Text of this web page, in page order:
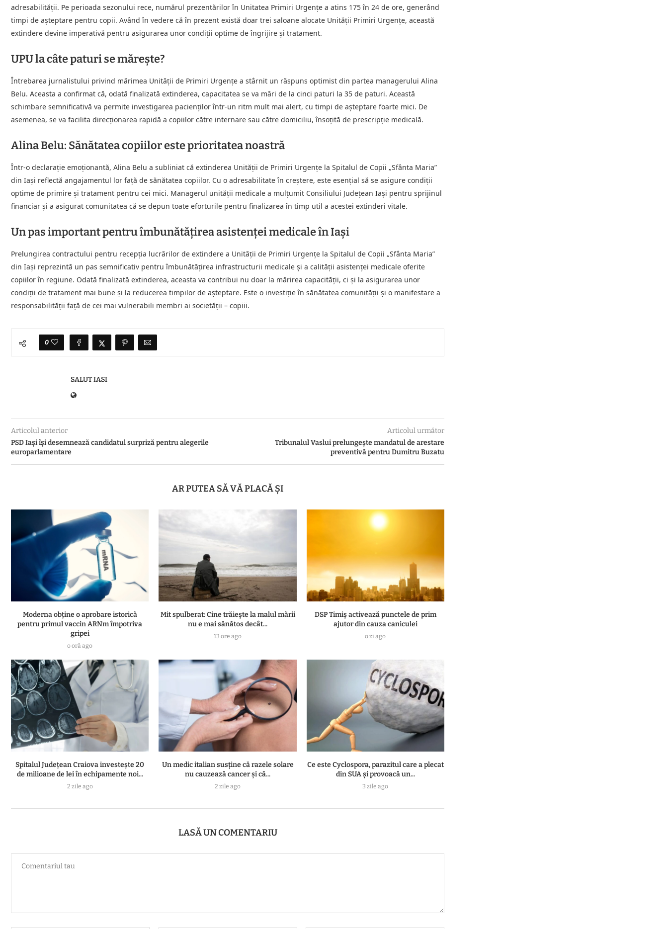
adresabilității. Pe perioada sezonului rece, numărul prezentărilor în Unitatea Primiri Urgențe a atins 175 în 24 de ore, generând
timpi de așteptare pentru copii. Având în vedere că în prezent există doar trei saloane alocate Unității Primiri Urgențe, această
extindere devine imperativă pentru asigurarea unor condiții optime de îngrijire și tratament.
UPU la câte paturi se mărește?
Întrebarea jurnalistului privind mărimea Unității de Primiri Urgențe a stârnit un răspuns optimist din partea managerului Alina
Belu. Aceasta a confirmat că, odată finalizată extinderea, capacitatea se va mări de la cinci paturi la 35 de paturi. Această
schimbare semnificativă va permite investigarea pacienților într-un ritm mult mai alert, cu timpi de așteptare foarte mici. De
asemenea, se va facilita direcționarea rapidă a copiilor către internare sau către domiciliu, însoțită de prescripție medicală.
Alina Belu: Sănătatea copiilor este prioritatea noastră
Într-o declarație emoționantă, Alina Belu a subliniat că extinderea Unității de Primiri Urgențe la Spitalul de Copii „Sfânta Maria”
din Iași reflectă angajamentul lor față de sănătatea copiilor. Cu o adresabilitate în creștere, este esențial să se asigure condiții
optime de primire și tratament pentru cei mici. Managerul unității medicale a mulțumit Consiliului Județean Iași pentru sprijinul
financiar și a asigurat comunitatea că se depun toate eforturile pentru finalizarea în timp util a acestei extinderi vitale.
Un pas important pentru îmbunătățirea asistenței medicale în Iași
Prelungirea contractului pentru recepția lucrărilor de extindere a Unității de Primiri Urgențe la Spitalul de Copii „Sfânta Maria”
din Iași reprezintă un pas semnificativ pentru îmbunătățirea infrastructurii medicale și a calității asistenței medicale oferite
copiilor în regiune. Odată finalizată extinderea, aceasta va contribui nu doar la mărirea capacității, ci și la asigurarea unor
condiții de tratament mai bune și la reducerea timpilor de așteptare. Este o investiție în sănătatea comunității și o manifestare a
responsabilității față de cei mai vulnerabili membri ai societății – copiii.
0
SALUT IASI
Articolul anterior
PSD Iași își desemnează candidatul surpriză pentru alegerile
europarlamentare
Articolul următor
Tribunalul Vaslui prelungește mandatul de arestare
preventivă pentru Dumitru Buzatu
AR PUTEA SĂ VĂ PLACĂ ȘI
Moderna obține o aprobare istorică
pentru primul vaccin ARNm împotriva
gripei
o oră ago
Mit spulberat: Cine trăiește la malul mării
nu e mai sănătos decât...
13 ore ago
DSP Timiș activează punctele de prim
ajutor din cauza caniculei
o zi ago
Spitalul Județean Craiova investește 20
de milioane de lei în echipamente noi...
2 zile ago
Un medic italian susține că razele solare
nu cauzează cancer și că...
2 zile ago
Ce este Cyclospora, parazitul care a plecat
din SUA și provoacă un...
3 zile ago
LASĂ UN COMENTARIU